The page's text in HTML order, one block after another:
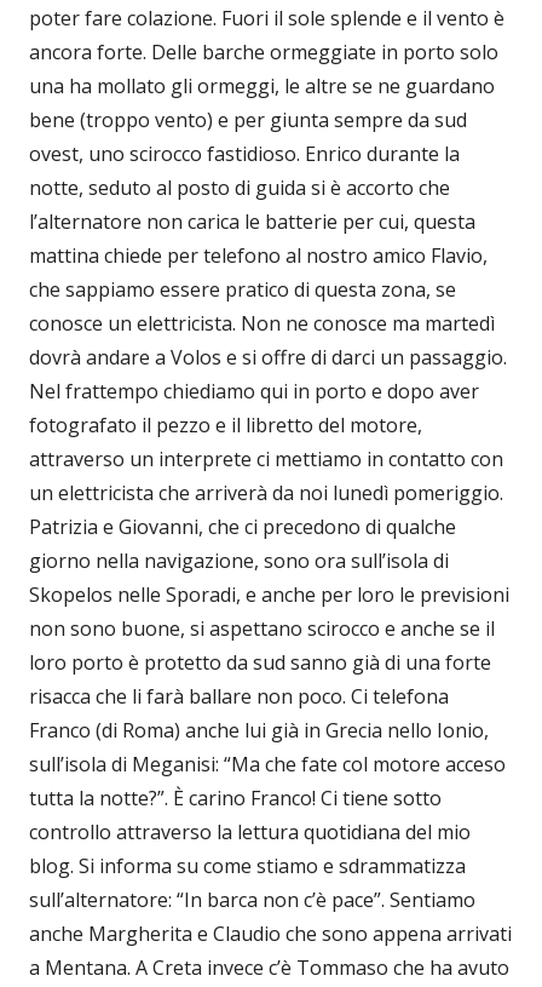
poter fare colazione. Fuori il sole splende e il vento è
ancora forte. Delle barche ormeggiate in porto solo
una ha mollato gli ormeggi, le altre se ne guardano
bene (troppo vento) e per giunta sempre da sud
ovest, uno scirocco fastidioso. Enrico durante la
notte, seduto al posto di guida si è accorto che
l’alternatore non carica le batterie per cui, questa
mattina chiede per telefono al nostro amico Flavio,
che sappiamo essere pratico di questa zona, se
conosce un elettricista. Non ne conosce ma martedì
dovrà andare a Volos e si offre di darci un passaggio.
Nel frattempo chiediamo qui in porto e dopo aver
fotografato il pezzo e il libretto del motore,
attraverso un interprete ci mettiamo in contatto con
un elettricista che arriverà da noi lunedì pomeriggio.
Patrizia e Giovanni, che ci precedono di qualche
giorno nella navigazione, sono ora sull’isola di
Skopelos nelle Sporadi, e anche per loro le previsioni
non sono buone, si aspettano scirocco e anche se il
loro porto è protetto da sud sanno già di una forte
risacca che li farà ballare non poco. Ci telefona
Franco (di Roma) anche lui già in Grecia nello Ionio,
sull’isola di Meganisi: “Ma che fate col motore acceso
tutta la notte?”. È carino Franco! Ci tiene sotto
controllo attraverso la lettura quotidiana del mio
blog. Si informa su come stiamo e sdrammatizza
sull’alternatore: “In barca non c’è pace”. Sentiamo
anche Margherita e Claudio che sono appena arrivati
a Mentana. A Creta invece c’è Tommaso che ha avuto